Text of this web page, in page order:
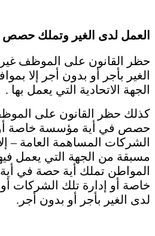
العمل لدى الغير وتملك
حظر القانون على الموظف
الغير بأجر أو بدون أجر إلا
الجهة الاتحادية التي يعمل بها .
كذلك حظر القانون على
حصص في أية مؤسسة خاصة أو
الشركات المساهمة العامة –
مسبقة من الجهة التي يعمل
المواطن تملك أية حصة في
خاصة أو إدارة تلك الشركات
لدى الغير بأجر أو بدون أجر.